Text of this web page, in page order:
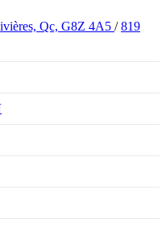
Qc, G8Z 4A5 / 819
NEUFS
HYUNDAI